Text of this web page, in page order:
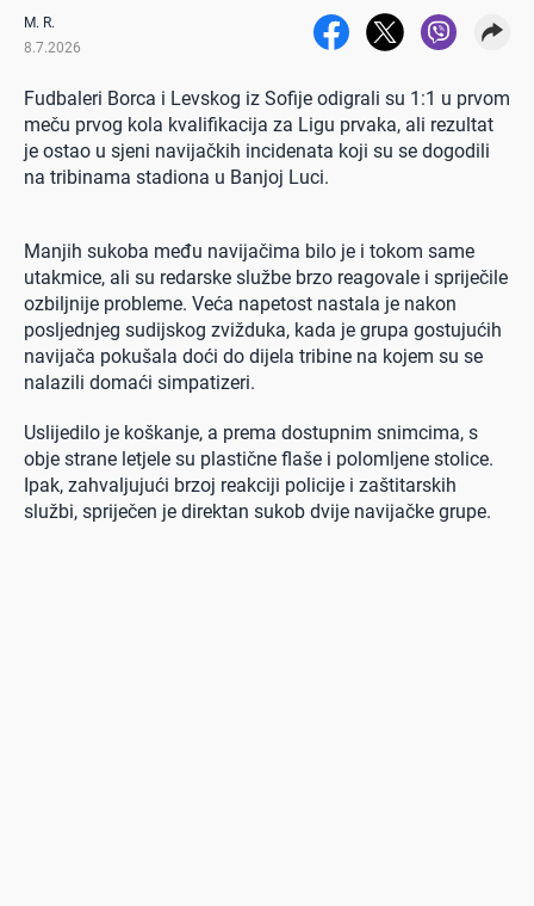
M. R.
8.7.2026
Fudbaleri Borca i Levskog iz Sofije odigrali su 1:1 u prvom
meču prvog kola kvalifikacija za Ligu prvaka, ali rezultat
je ostao u sjeni navijačkih incidenata koji su se dogodili
na tribinama stadiona u Banjoj Luci.
Manjih sukoba među navijačima bilo je i tokom same
utakmice, ali su redarske službe brzo reagovale i spriječile
ozbiljnije probleme. Veća napetost nastala je nakon
posljednjeg sudijskog zvižduka, kada je grupa gostujućih
navijača pokušala doći do dijela tribine na kojem su se
nalazili domaći simpatizeri.
Uslijedilo je koškanje, a prema dostupnim snimcima, s
obje strane letjele su plastične flaše i polomljene stolice.
Ipak, zahvaljujući brzoj reakciji policije i zaštitarskih
službi, spriječen je direktan sukob dvije navijačke grupe.